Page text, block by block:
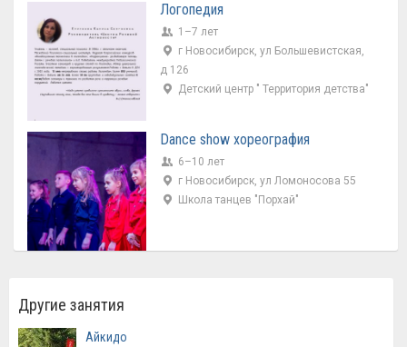
Логопедия
1–7 лет
г Новосибирск, ул Большевистская,
д 126
Детский центр " Территория детства"
Dance show хореография
6–10 лет
г Новосибирск, ул Ломоносова 55
Школа танцев "Порхай"
Другие занятия
Айкидо